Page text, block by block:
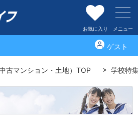
お気に入り メニュー
ゲスト
古マンション・土地）TOP 学校特